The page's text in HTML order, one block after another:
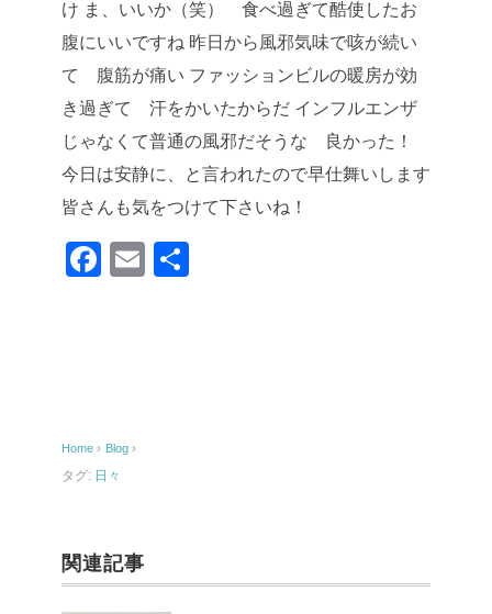
け ま、いいか（笑） 食べ過ぎて酷使したお
腹にいいですね 昨日から風邪気味で咳が続い
て 腹筋が痛い ファッションビルの暖房が効
き過ぎて 汗をかいたからだ インフルエンザ
じゃなくて普通の風邪だそうな 良かった！
今日は安静に、と言われたので早仕舞いします
皆さんも気をつけて下さいね！
F
o
o
E
Home › Blog ›
タグ: 日々
関連記事